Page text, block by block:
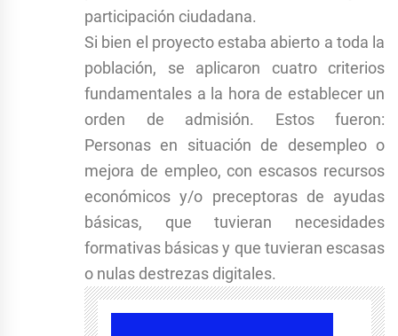
participación ciudadana.
Si bien el proyecto estaba abierto a toda la
población, se aplicaron cuatro criterios
fundamentales a la hora de establecer un
orden de admisión. Estos fueron:
Personas en situación de desempleo o
mejora de empleo, con escasos recursos
económicos y/o preceptoras de ayudas
básicas, que tuvieran necesidades
formativas básicas y que tuvieran escasas
o nulas destrezas digitales.